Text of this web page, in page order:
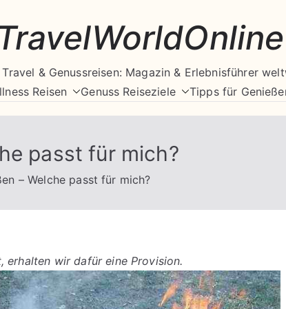
TravelWorldOnline
& Genussreisen: Magazin & Erlebnisführer
Reisen Genuss Reiseziele Tipps für
passt für mich?
– Welche passt für mich?
wir dafür eine Provision.